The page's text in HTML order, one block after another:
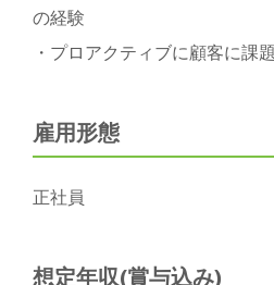
の経験
・プロアクティブに顧客に課
雇用形態
正社員
想定年収(賞与込み)